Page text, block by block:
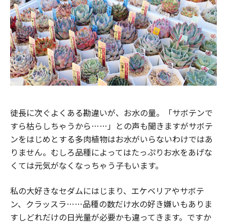
徒長に次ぐよくある勘違いが、お水の量。「サボテンで
すら枯らしちゃうから……」との声も聞きますがサボテ
ンをはじめとする多肉植物はお水がいらないわけではあ
りません。むしろ品種によってはたっぷりお水をあげな
くては元気がなくなっちゃう子もいます。
私の大好きなセダムにはじまり、エケベリアやサボテ
ン、クラッスラ……品種の数だけ水の好き嫌いもありま
すしどれだけの日光量が必要かも違ってきます。ですか